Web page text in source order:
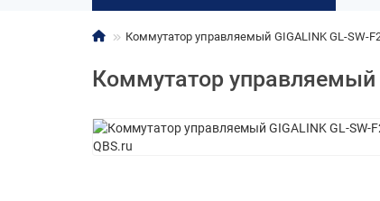
Коммутатор управляемый GIGALINK GL-SW-
Коммутатор управляемый